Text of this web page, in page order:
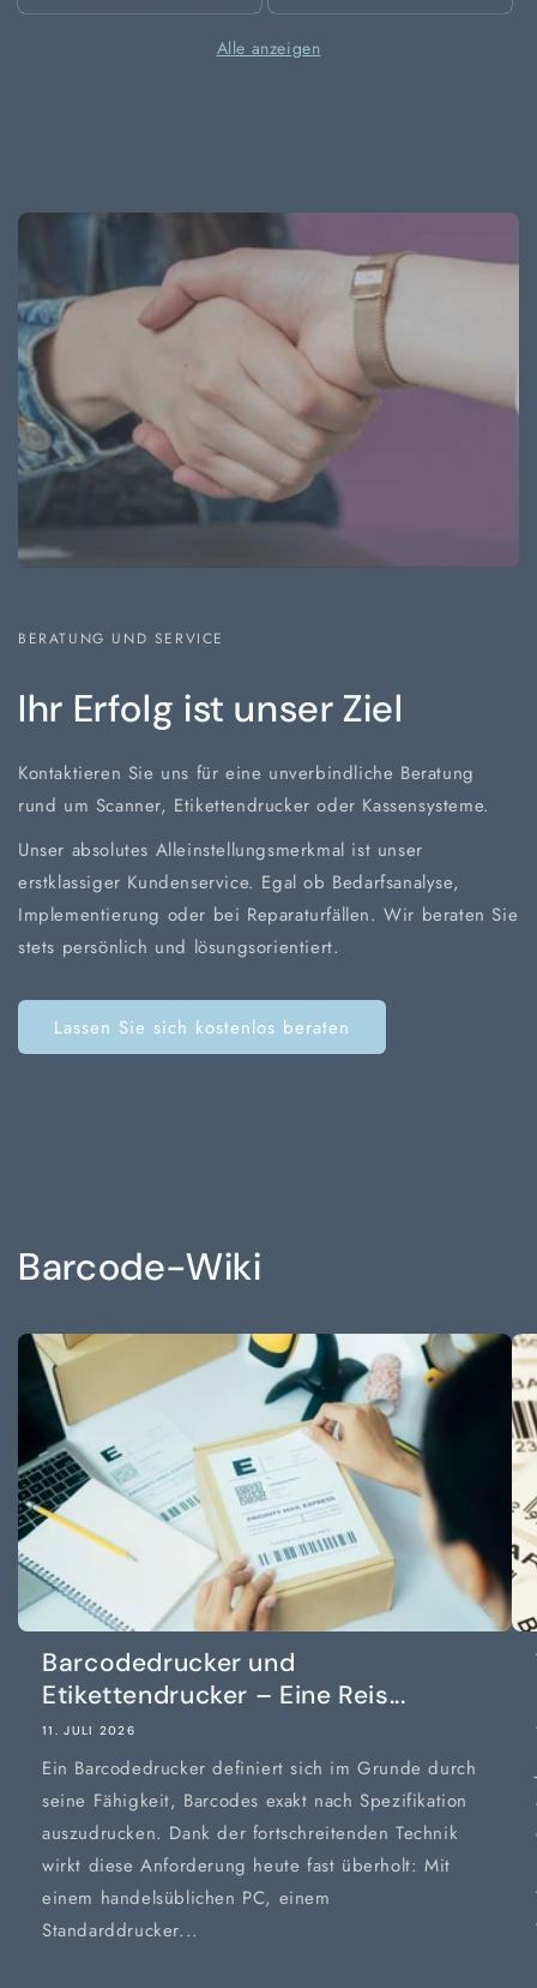
Alle anzeigen
BERATUNG UND SERVICE
Ihr Erfolg ist unser Ziel
Kontaktieren Sie uns für eine unverbindliche Beratung
rund um Scanner, Etikettendrucker oder Kassensysteme.
Unser absolutes Alleinstellungsmerkmal ist unser
erstklassiger Kundenservice. Egal ob Bedarfsanalyse,
Implementierung oder bei Reparaturfällen. Wir beraten Sie
stets persönlich und lösungsorientiert.
Lassen Sie sich kostenlos beraten
Barcode-Wiki
Barcodedrucker und
Etikettendrucker – Eine Reis...
11. JULI 2026
Ein Barcodedrucker definiert sich im Grunde durch
seine Fähigkeit, Barcodes exakt nach Spezifikation
auszudrucken. Dank der fortschreitenden Technik
wirkt diese Anforderung heute fast überholt: Mit
einem handelsüblichen PC, einem
Standarddrucker...